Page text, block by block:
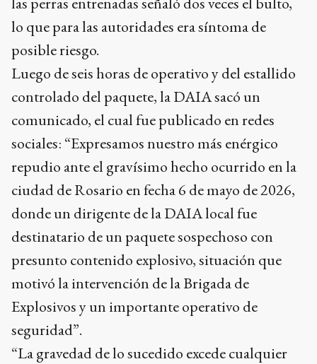
lo que para las autoridades era síntoma de
posible riesgo.
Luego de seis horas de operativo y del estallido
controlado del paquete, la DAIA sacó un
comunicado, el cual fue publicado en redes
sociales: “Expresamos nuestro más enérgico
repudio ante el gravísimo hecho ocurrido en la
ciudad de Rosario en fecha 6 de mayo de 2026,
donde un dirigente de la DAIA local fue
destinatario de un paquete sospechoso con
presunto contenido explosivo, situación que
motivó la intervención de la Brigada de
Explosivos y un importante operativo de
seguridad”.
“La gravedad de lo sucedido excede cualquier